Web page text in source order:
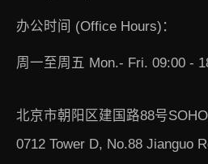
办公时间 (Office Hours)：
周一至周五 Mon.- Fri. 09:00 -
北京市朝阳区建国路88号
0712 Tower D, No.88 Jianguo